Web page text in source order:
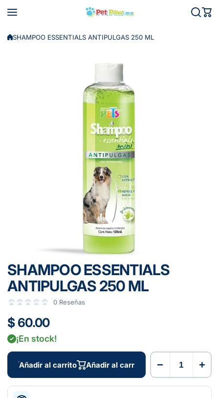
SHAMPOO ESSENTIALS ANTIPULGAS 250 ML
SHAMPOO ESSENTIALS
ANTIPULGAS 250 ML
0 Reseñas
$ 60.00
¡En stock!
Añadir al carrito Añadir al carrito − +